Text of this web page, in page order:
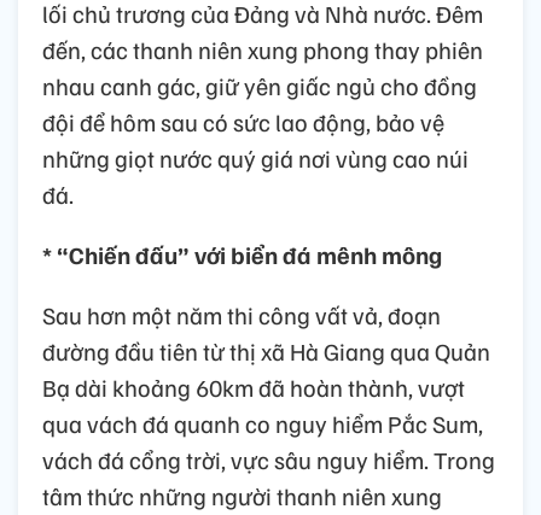
lối chủ trương của Đảng và Nhà nước. Đêm
đến, các thanh niên xung phong thay phiên
nhau canh gác, giữ yên giấc ngủ cho đồng
đội để hôm sau có sức lao động, bảo vệ
những giọt nước quý giá nơi vùng cao núi
đá.
* “Chiến đấu” với biển đá mênh mông
Sau hơn một năm thi công vất vả, đoạn
đường đầu tiên từ thị xã Hà Giang qua Quản
Bạ dài khoảng 60km đã hoàn thành, vượt
qua vách đá quanh co nguy hiểm Pắc Sum,
vách đá cổng trời, vực sâu nguy hiểm. Trong
tâm thức những người thanh niên xung